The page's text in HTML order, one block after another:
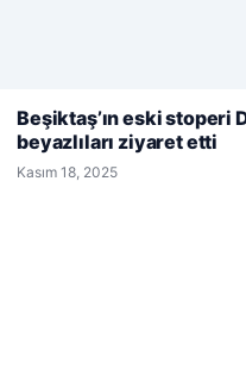
© 2026 Haber Ülke
Web sitemizi nasıl
kullanıyoruz.Çerez
Beşiktaş’ın eski stoperi
beyazlıları ziyaret etti
Kasım 18, 2025